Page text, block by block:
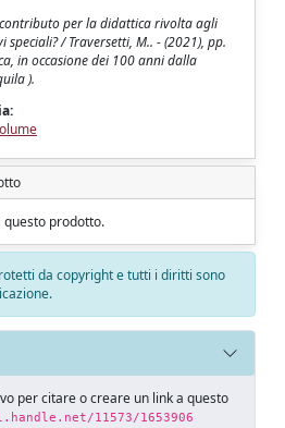
per la didattica rivolta agli
/ Traversetti, M.. - (2021), pp.
in occasione dei 100 anni dalla
).
questo prodotto.
da copyright e tutti i diritti sono
per citare o creare un link a questo
11573/1653906